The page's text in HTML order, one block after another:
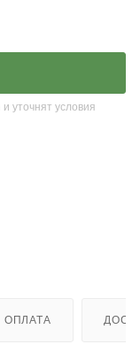
уточнят условия
ОПЛАТА